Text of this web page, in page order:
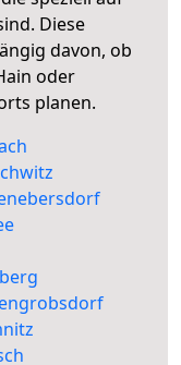
Diese
davon, ob
oder
planen.